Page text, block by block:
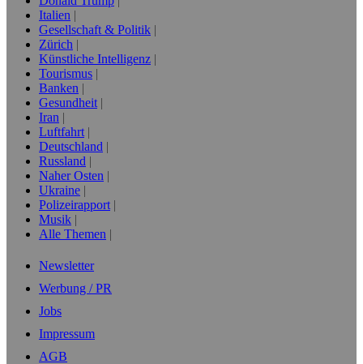
Italien
Gesellschaft & Politik
Zürich
Künstliche Intelligenz
Tourismus
Banken
Gesundheit
Iran
Luftfahrt
Deutschland
Russland
Naher Osten
Ukraine
Polizeirapport
Musik
Alle Themen
Newsletter
Werbung / PR
Jobs
Impressum
AGB